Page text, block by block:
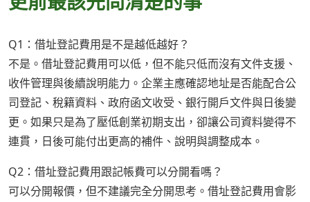
Q1：借址登記費用是不是越低越好？
不是。借址登記費用可以低，但不能只低而沒有文件支援、
收件管理與後續說明能力。企業主應確認地址是否能配合公
司登記、稅籍資料、政府函文收受、銀行開戶文件與日後變
更。如果只是為了壓低創業初期支出，卻讓公司資料變得不
連貫，日後可能付出更高的補件、說明與調整成本。
Q2：借址登記費用跟記帳費可以分開看嗎？
可以分開報價，但不建議完全分開思考。借址登記費用會影